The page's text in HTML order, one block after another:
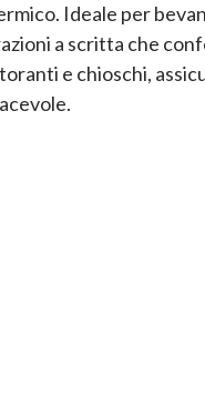
Ideale per
a scritta che
e chioschi,